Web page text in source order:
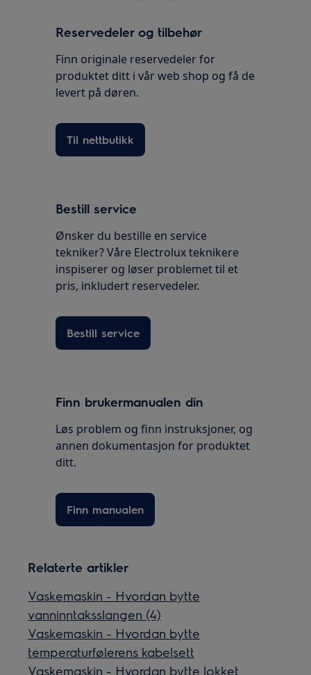
Reservedeler og tilbehør
Finn originale reservedeler for
produktet ditt i vår web shop og få de
levert på døren.
Til nettbutikk
Bestill service
Ønsker du bestille en service
tekniker? Våre Electrolux teknikere
inspiserer og løser problemet til et
pris, inkludert reservedeler.
Bestill service
Finn brukermanualen din
Løs problem og finn instruksjoner, og
annen dokumentasjon for produktet
ditt.
Finn manualen
Relaterte artikler
Vaskemaskin - Hvordan bytte
vanninntaksslangen (4)
Vaskemaskin - Hvordan bytte
temperaturfølerens kabelsett
Vaskemaskin - Hvordan bytte lokket